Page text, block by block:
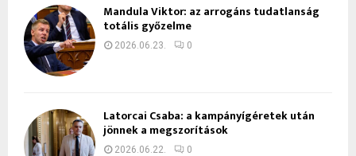
Mandula Viktor: az arrogáns tudatlanság
totális győzelme
2026.06.23. 0
Latorcai Csaba: a kampányígéretek után
jönnek a megszorítások
2026.06.22. 0